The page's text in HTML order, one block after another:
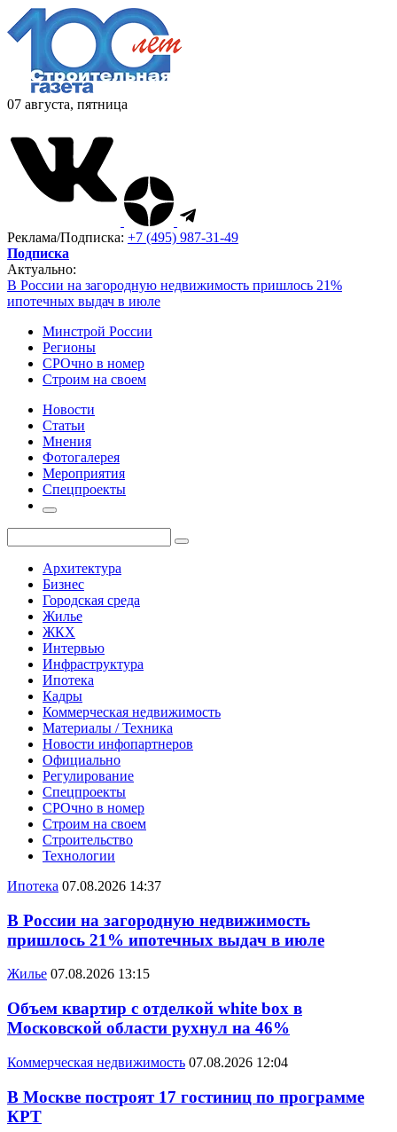
07 августа, пятница
Реклама/Подписка: +7 (495) 987-31-49
Подписка
Актуально:
В России на загородную недвижимость пришлось 21%
ипотечных выдач в июле
Минстрой России
Регионы
СРОчно в номер
Строим на своем
Новости
Статьи
Мнения
Фотогалерея
Мероприятия
Спецпроекты
Архитектура
Бизнес
Городская среда
Жилье
ЖКХ
Интервью
Инфраструктура
Ипотека
Кадры
Коммерческая недвижимость
Материалы / Техника
Новости инфопартнеров
Официально
Регулирование
Спецпроекты
СРОчно в номер
Строим на своем
Строительство
Технологии
Ипотека 07.08.2026 14:37
В России на загородную недвижимость
пришлось 21% ипотечных выдач в июле
Жилье 07.08.2026 13:15
Объем квартир с отделкой white box в
Московской области рухнул на 46%
Коммерческая недвижимость 07.08.2026 12:04
В Москве построят 17 гостиниц по программе
КРТ